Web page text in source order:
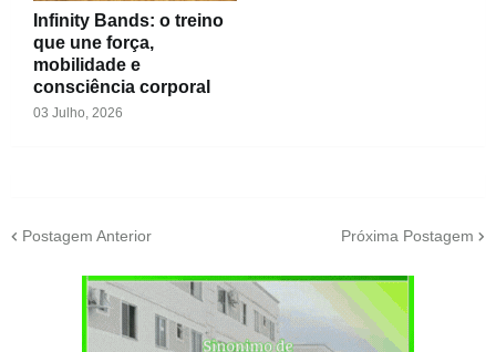
Infinity Bands: o treino
que une força,
mobilidade e
consciência corporal
03 Julho, 2026
Postagem Anterior Próxima Postagem